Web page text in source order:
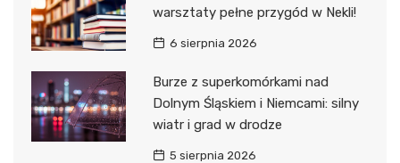
warsztaty pełne przygód w Nekli!
6 sierpnia 2026
Burze z superkomórkami nad
Dolnym Śląskiem i Niemcami: silny
wiatr i grad w drodze
5 sierpnia 2026